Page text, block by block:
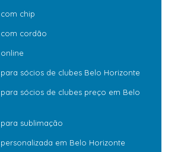
chip
com cordão
para sócios de clubes Belo Horizonte
para sócios de clubes preço em Belo
sublimação
personalizada em Belo Horizonte